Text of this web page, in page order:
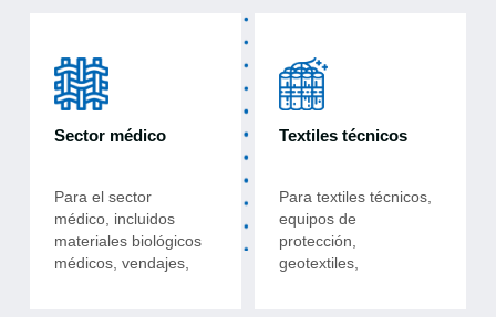
Sector médico
Para el sector
médico, incluidos
materiales biológicos
médicos, vendajes,
Textiles técnicos
Para textiles técnicos,
equipos de
protección,
geotextiles,